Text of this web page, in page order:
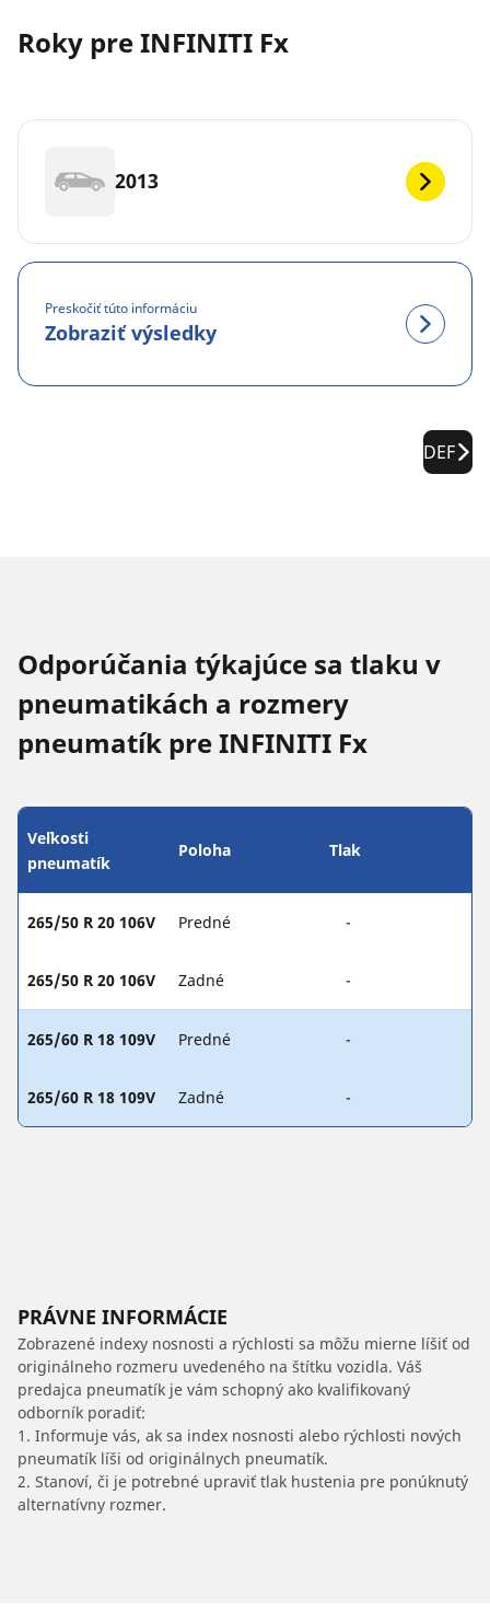
Roky pre INFINITI Fx
2013
Preskočiť túto informáciu
Zobraziť výsledky
DEF
Odporúčania týkajúce sa tlaku v
pneumatikách a rozmery
pneumatík pre INFINITI Fx
Veľkosti
pneumatík
Poloha Tlak
265/50 R 20 106V Predné -
265/50 R 20 106V Zadné -
265/60 R 18 109V Predné -
265/60 R 18 109V Zadné -
PRÁVNE INFORMÁCIE
Zobrazené indexy nosnosti a rýchlosti sa môžu mierne líšiť od
originálneho rozmeru uvedeného na štítku vozidla. Váš
predajca pneumatík je vám schopný ako kvalifikovaný
odborník poradiť:
1. Informuje vás, ak sa index nosnosti alebo rýchlosti nových
pneumatík líši od originálnych pneumatík.
2. Stanoví, či je potrebné upraviť tlak hustenia pre ponúknutý
alternatívny rozmer.